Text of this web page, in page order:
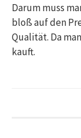
Darum muss
bloß auf den
Qualität. Da
kauft.